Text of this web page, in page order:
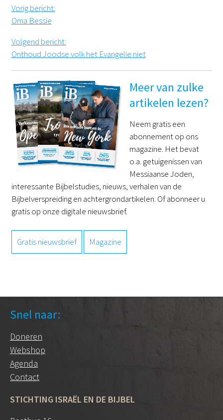
Vorig bericht:
Oma Bessie
Volgend bericht:
Onthoud Joodse volk het Evangelie niet
Meer van zulke
artikelen lezen?
Neem gratis een
abonnement op ons
magazine. Het bevat
o.a. getuigenissen van
Messiaanse Joden,
interessante Bijbelstudies, nieuws, verhalen van de
Bijbelverspreiding en achtergrondartikelen. Of abonneer u
gratis op onze digitale nieuwsbrief.
Gratis nieuwsbrief Magazine
Snel naar:
Doneren
Webshop
Agenda
Contact
STICHTING ISRAËL EN DE BIJBEL